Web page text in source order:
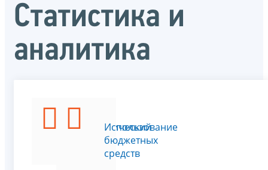
Статистика и
аналитика
Аналитический
портал
Использование
бюджетных
средств